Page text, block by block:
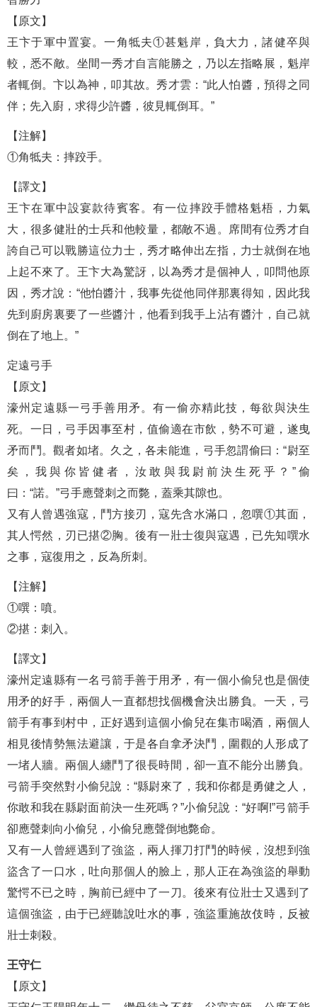
【原文】
王卞于軍中置宴。一角牴夫①甚魁岸，負大力，諸健卒與
較，悉不敵。坐間一秀才自言能勝之，乃以左指略展，魁岸
者輒倒。卞以為神，叩其故。秀才雲：“此人怕醬，預得之同
伴；先入廚，求得少許醬，彼見輒倒耳。”
【注解】
①角牴夫：摔跤手。
【譯文】
王卞在軍中設宴款待賓客。有一位摔跤手體格魁梧，力氣
大，很多健壯的士兵和他較量，都敵不過。席間有位秀才自
誇自己可以戰勝這位力士，秀才略伸出左指，力士就倒在地
上起不來了。王卞大為驚訝，以為秀才是個神人，叩問他原
因，秀才說：“他怕醬汁，我事先從他同伴那裏得知，因此我
先到廚房裏要了一些醬汁，他看到我手上沾有醬汁，自己就
倒在了地上。”
定遠弓手
【原文】
濠州定遠縣一弓手善用矛。有一偷亦精此技，每欲與決生
死。一日，弓手因事至村，值偷適在市飲，勢不可避，遂曳
矛而鬥。觀者如堵。久之，各未能進，弓手忽謂偷曰：“尉至
矣，我與你皆健者，汝敢與我尉前決生死乎？”偷
曰：“諾。”弓手應聲刺之而斃，蓋乘其隙也。
又有人曾遇強寇，鬥方接刃，寇先含水滿口，忽噀①其面，
其人愕然，刃已揕②胸。後有一壯士復與寇遇，已先知噀水
之事，寇復用之，反為所刺。
【注解】
①噀：噴。
②揕：刺入。
【譯文】
濠州定遠縣有一名弓箭手善于用矛，有一個小偷兒也是個使
用矛的好手，兩個人一直都想找個機會決出勝負。一天，弓
箭手有事到村中，正好遇到這個小偷兒在集市喝酒，兩個人
相見後情勢無法避讓，于是各自拿矛決鬥，圍觀的人形成了
一堵人牆。兩個人纏鬥了很長時間，卻一直不能分出勝負。
弓箭手突然對小偷兒說：“縣尉來了，我和你都是勇健之人，
你敢和我在縣尉面前決一生死嗎？”小偷兒說：“好啊!”弓箭手
卻應聲刺向小偷兒，小偷兒應聲倒地斃命。
又有一人曾經遇到了強盜，兩人揮刀打鬥的時候，沒想到強
盜含了一口水，吐向那個人的臉上，那人正在為強盜的舉動
驚愕不已之時，胸前已經中了一刀。後來有位壯士又遇到了
這個強盜，由于已經聽說吐水的事，強盜重施故伎時，反被
壯士刺殺。
王守仁
【原文】